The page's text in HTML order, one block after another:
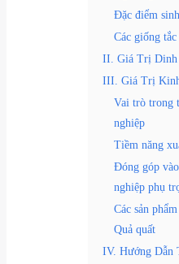
Đặc điểm
Các giống
II. Giá Trị Dinh
III. Giá Trị
Vai trò trong
nghiệp
Tiềm năng
Đóng góp
nghiệp phụ
Các sản
Quả quất
IV. Hướng Dẫn